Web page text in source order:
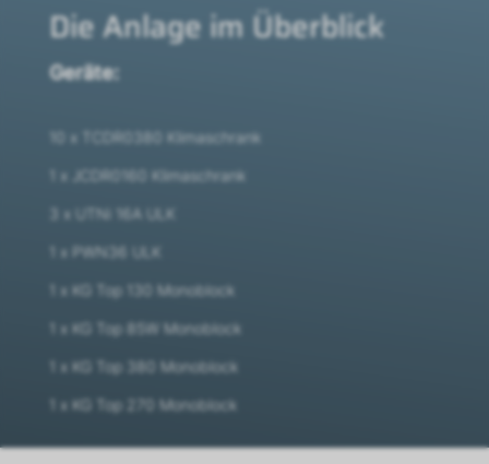
Die Anlage im Überblick
Geräte:
10 x TCDR0380 Klimaschrank
1 x JCDR0160 Klimaschrank
3 x UTNi 16A ULK
1 x PWN36 ULK
1 x KG Top 130 Monoblock
1 x KG Top 85W Monoblock
1 x KG Top 380 Monoblock
1 x KG Top 270 Monoblock